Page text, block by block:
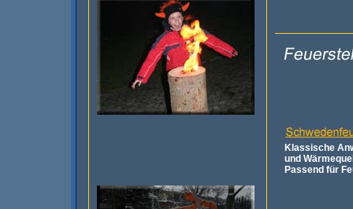
Klassische
und
Passend für